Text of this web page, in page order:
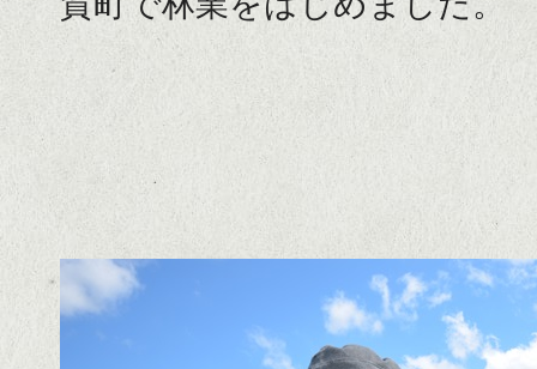
雄
な
自
然
や
果
物